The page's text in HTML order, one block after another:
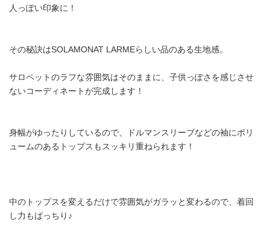
人っぽい印象に！
その秘訣はSOLAMONAT LARMEらしい品のある生地感。
サロペットのラフな雰囲気はそのままに、子供っぽさを感じさせ
ないコーディネートが完成します！
身幅がゆったりしているので、ドルマンスリーブなどの袖にボリ
ュームのあるトップスもスッキリ重ねられます！
中のトップスを変えるだけで雰囲気がガラッと変わるので、着回
し力もばっちり♪